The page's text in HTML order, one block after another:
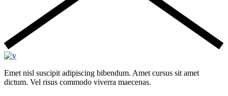
Emet nisl suscipit adipiscing bibendum. Amet cursus sit amet
dictum. Vel risus commodo viverra maecenas.